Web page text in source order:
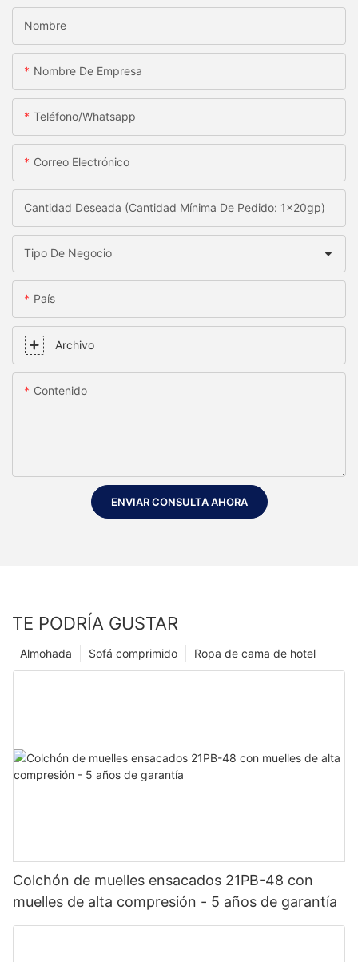
Nombre
Nombre De Empresa
Teléfono/whatsapp
Correo Electrónico
Cantidad Deseada (Cantidad Mínima De Pedido: 1x20gp)
Tipo De Negocio
País
Archivo
Contenido
ENVIAR CONSULTA AHORA
TE PODRÍA GUSTAR
Ropa de cama de hotel
Sofá comprimido
Almohada
Colchón de muelles ensacados 21PB-48 con
muelles de alta compresión - 5 años de garantía